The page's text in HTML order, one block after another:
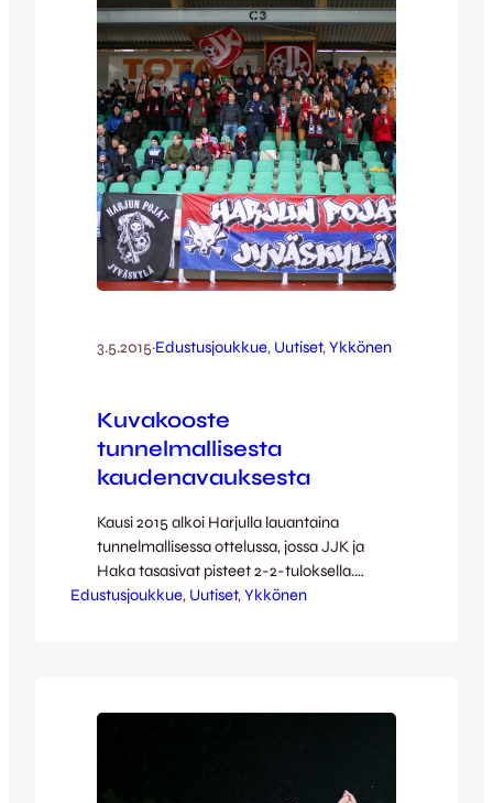
height=”360″] Myös Jussi Reinilä ikuisti
jälleen kamppailua Harjun auringon alla:
[envira-gallery id=”57944″]
3.5.2015·Edustusjoukkue, Uutiset, Ykkönen
Kuvakooste
tunnelmallisesta
kaudenavauksesta
Kausi 2015 alkoi Harjulla lauantaina
tunnelmallisessa ottelussa, jossa JJK ja
Haka tasasivat pisteet 2-2-tuloksella.
Videokooste vaiheikkaasta ottelusta löytyy
tapaan myös hovikuvaajamme Jussi
Reinilä, jonka totutun laadukkaita kuvia voi
Edustusjoukkue, Uutiset, Ykkönen